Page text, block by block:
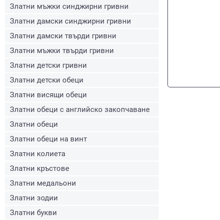
Златни мъжки синджирни гривни
Златни дамски синджирни гривни
Златни дамски твърди гривни
Златни мъжки твърди гривни
Златни детски гривни
Златни детски обеци
Златни висящи обеци
Златни обеци с английско закопчаване
Златни обеци
Златни обеци на винт
Златни колиета
Златни кръстове
Златни медальони
Златни зодии
Златни букви